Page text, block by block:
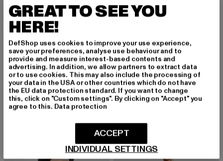
URBAN CLASSICS
Turtle Extended
14,10 EUR
Derzeitiger Preis: 14,10 EUR
29,99 EURAktionspreis: 29,99 EUR
URBAN CLASSICS
Ladies Modal Wide Leg
26,99 EUR
Derzeitiger Preis: 26,99 EUR
44,99 EURAktionspreis:
-30%
GREAT TO SEE YOU
HERE!
DefShop uses cookies to improve your use experience,
save your preferences, analyse use behaviour and to
provide and measure interest-based contents and
advertising. In addition, we allow partners to extract data
or to use cookies. This may also include the processing of
your data in the USA or other countries which do not have
the EU data protection standard. If you want to change
this, click on "Custom settings". By clicking on "Accept" you
agree to this. Data protection
INDIVIDUAL SETTINGS
ACCEPT